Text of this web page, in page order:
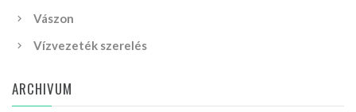
Vászon
Vízvezeték szerelés
ARCHIVUM